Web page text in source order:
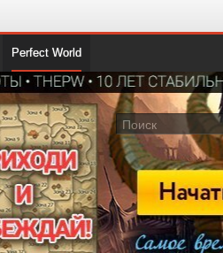
Perfect World